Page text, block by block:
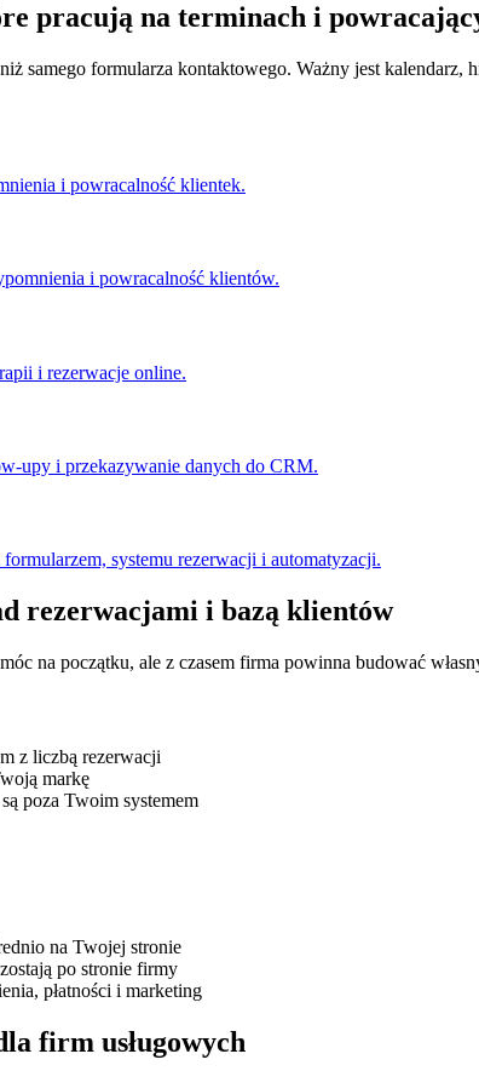
pracują na terminach i
samego formularza kontaktowego. Ważny jest
i powracalność klientek.
i powracalność klientów.
i rezerwacje online.
upy i przekazywanie danych do CRM.
systemu rezerwacji i automatyzacji.
rezerwacjami i bazą klientów
na początku, ale z czasem firma powinna budować
z liczbą rezerwacji
markę
poza Twoim systemem
na Twojej stronie
po stronie firmy
płatności i marketing
firm usługowych